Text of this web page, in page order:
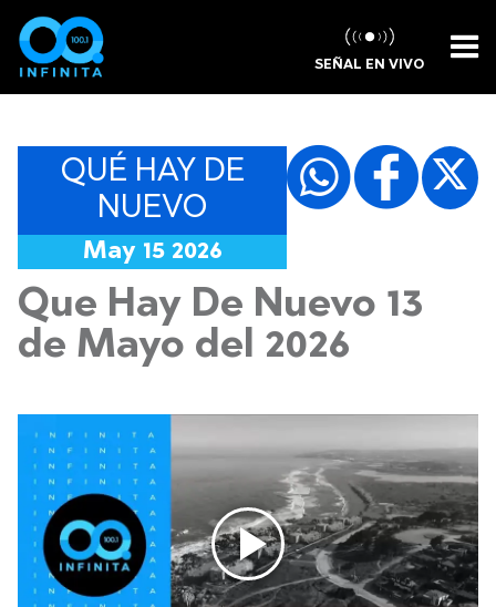
SEÑAL EN VIVO
QUÉ HAY DE
NUEVO
May 15 2026
Que Hay De Nuevo 13
de Mayo del 2026